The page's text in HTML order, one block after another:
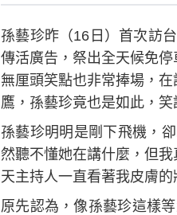
孫藝珍昨（16日）首次訪
傳活廣告，祭出全天候免
無厘頭笑點也非常捧場，
鷹，孫藝珍竟也是如此，笑
孫藝珍明明是剛下飛機，
然聽不懂她在講什麼，但
天主持人一直看著我皮膚
原先認為，像孫藝珍這樣